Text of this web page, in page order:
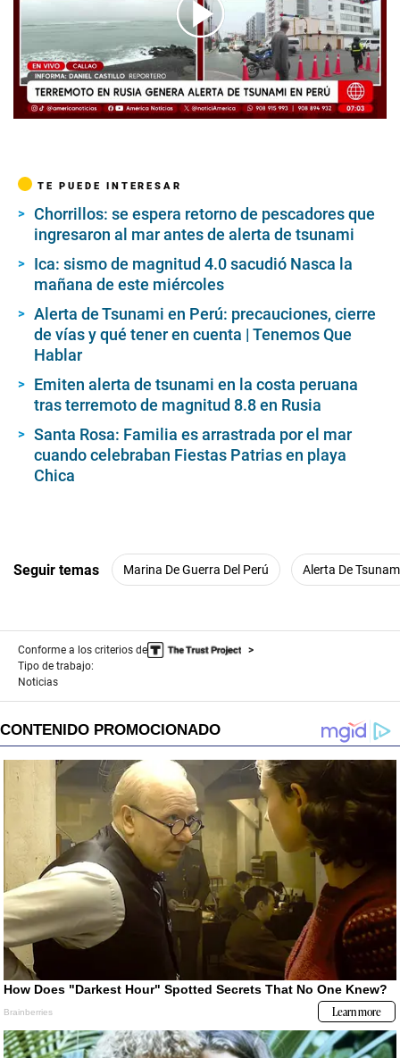
00:00/03:42
TE PUEDE INTERESAR
Chorrillos: se espera retorno de pescadores que
ingresaron al mar antes de alerta de tsunami
Ica: sismo de magnitud 4.0 sacudió Nasca la
mañana de este miércoles
Alerta de Tsunami en Perú: precauciones, cierre
de vías y qué tener en cuenta | Tenemos Que
Hablar
Emiten alerta de tsunami en la costa peruana
tras terremoto de magnitud 8.8 en Rusia
Santa Rosa: Familia es arrastrada por el mar
cuando celebraban Fiestas Patrias en playa
Chica
Seguir temas Marina De Guerra Del Perú Alerta De
Conforme a los criterios de
Tipo de trabajo:
Noticias